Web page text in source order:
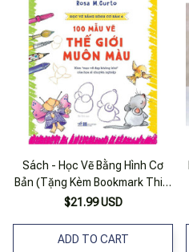
Sách - Học Vẽ Bằng Hình Cơ
Bản (Tặng Kèm Bookmark Thiết
Kế)
$21.99 USD
ADD TO CART